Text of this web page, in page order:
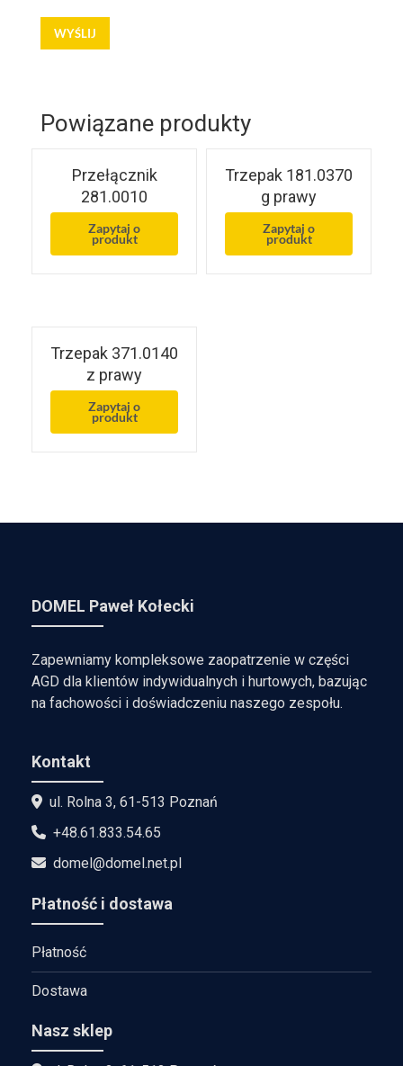
Powiązane produkty
Przełącznik
281.0010
Zapytaj o
produkt
Trzepak 181.0370
g prawy
Zapytaj o
produkt
Trzepak 371.0140
z prawy
Zapytaj o
produkt
DOMEL Paweł Kołecki
Zapewniamy kompleksowe zaopatrzenie w części
AGD dla klientów indywidualnych i hurtowych, bazując
na fachowości i doświadczeniu naszego zespołu.
Kontakt
ul. Rolna 3, 61-513 Poznań
+48.61.833.54.65
domel@domel.net.pl
Płatność i dostawa
Płatność
Dostawa
Nasz sklep